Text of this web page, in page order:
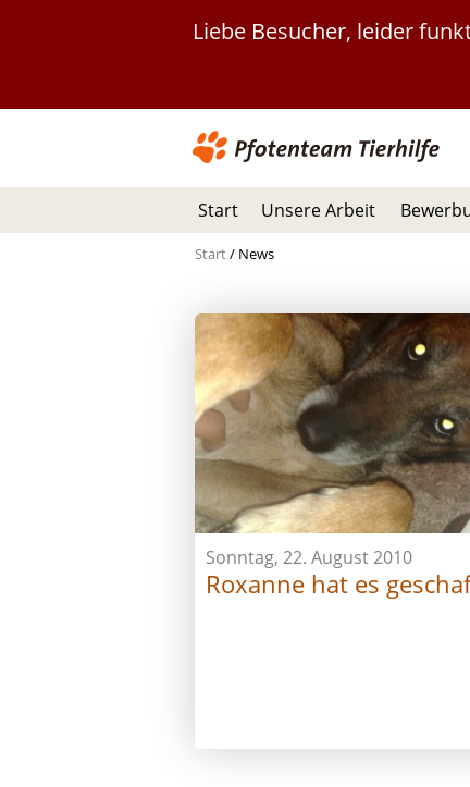
Liebe Besucher, leider
Start Unsere Arbeit
Start/ News
Sonntag, 22. August 2010
Roxanne hat es